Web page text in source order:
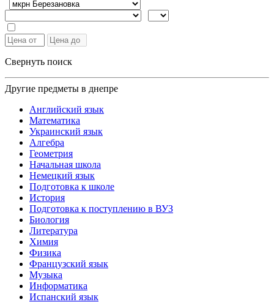
Свернуть поиск
Другие предметы в днепре
Английский язык
Математика
Украинский язык
Алгебра
Геометрия
Начальная школа
Немецкий язык
Подготовка к школе
История
Подготовка к поступлению в ВУЗ
Биология
Литература
Химия
Физика
Французский язык
Музыка
Информатика
Испанский язык